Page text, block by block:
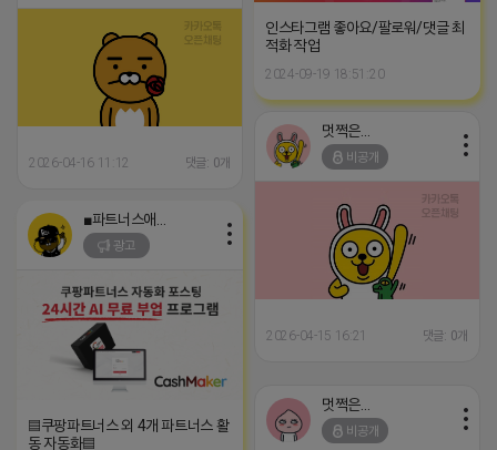
인스타그램 좋아요/팔로워/댓글 최
적화 작업
2024-09-19 18:51:20
2026-04-16 11:12 댓글: 0개
멋쩍은 튜브
비공개
2026-04-15 16:21 댓글: 0개
광고
▤쿠팡파트너스 외 4개 파트너스 활
동 자동화▤
멋쩍은 튜브
비공개